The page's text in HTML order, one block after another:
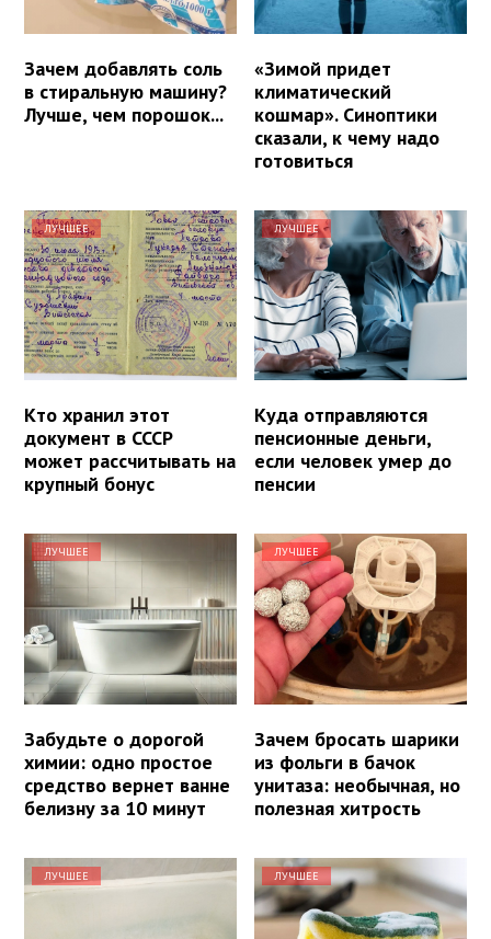
Зачем добавлять соль
в стиральную машину?
Лучше, чем порошок...
«Зимой придет
климатический
кошмар». Синоптики
сказали, к чему надо
готовиться
ЛУЧШЕЕ
Кто хранил этот
документ в СССР
может рассчитывать на
крупный бонус
ЛУЧШЕЕ
Куда отправляются
пенсионные деньги,
если человек умер до
пенсии
ЛУЧШЕЕ
Забудьте о дорогой
химии: одно простое
средство вернет ванне
белизну за 10 минут
ЛУЧШЕЕ
Зачем бросать шарики
из фольги в бачок
унитаза: необычная, но
полезная хитрость
ЛУЧШЕЕ ЛУЧШЕЕ